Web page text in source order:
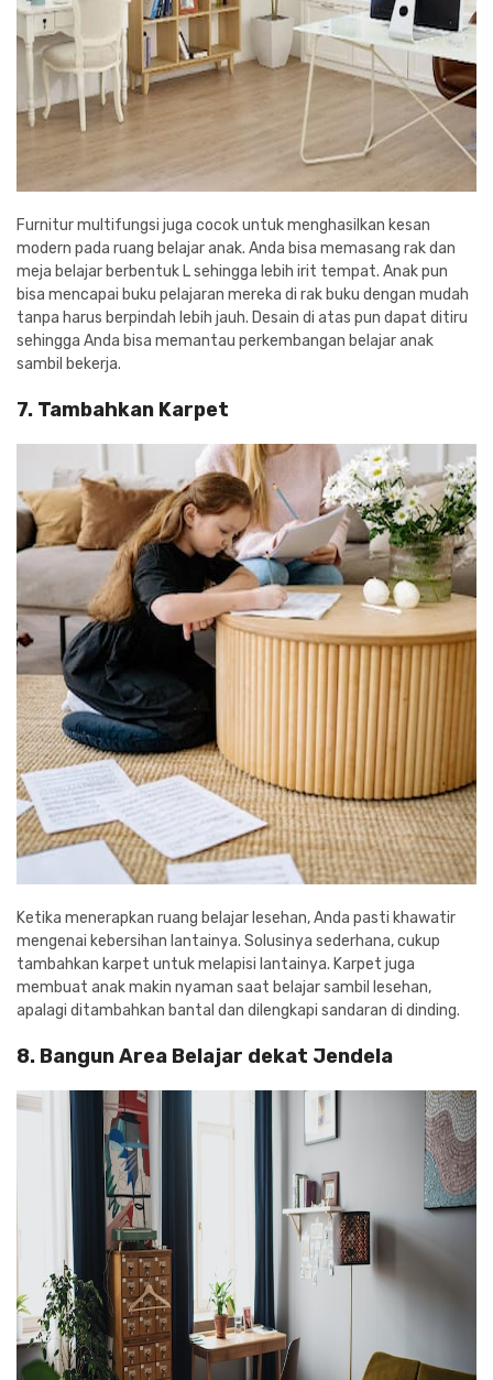
Furnitur multifungsi juga cocok untuk menghasilkan kesan
modern pada ruang belajar anak. Anda bisa memasang rak dan
meja belajar berbentuk L sehingga lebih irit tempat. Anak pun
bisa mencapai buku pelajaran mereka di rak buku dengan mudah
tanpa harus berpindah lebih jauh. Desain di atas pun dapat ditiru
sehingga Anda bisa memantau perkembangan belajar anak
sambil bekerja.
7. Tambahkan Karpet
Ketika menerapkan ruang belajar lesehan, Anda pasti khawatir
mengenai kebersihan lantainya. Solusinya sederhana, cukup
tambahkan karpet untuk melapisi lantainya. Karpet juga
membuat anak makin nyaman saat belajar sambil lesehan,
apalagi ditambahkan bantal dan dilengkapi sandaran di dinding.
8. Bangun Area Belajar dekat Jendela